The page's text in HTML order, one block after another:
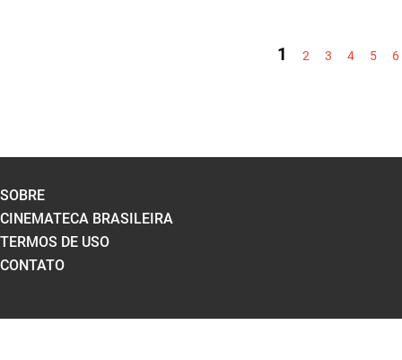
1 2 3 4 5 6
SOBRE
CINEMATECA BRASILEIRA
TERMOS DE USO
CONTATO